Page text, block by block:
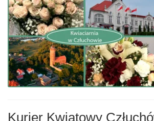
Kurier Kwiatowy